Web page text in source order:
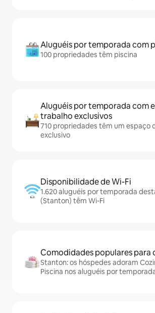
Aluguéis por temporada com
100 propriedades têm piscina
Aluguéis por temporada com
trabalho exclusivos
710 propriedades têm um espaço
exclusivo
Disponibilidade de Wi-Fi
1.620 aluguéis por temporada
(Stanton) têm Wi-Fi
Comodidades populares para
Stanton: os hóspedes adoram
Piscina nos aluguéis por